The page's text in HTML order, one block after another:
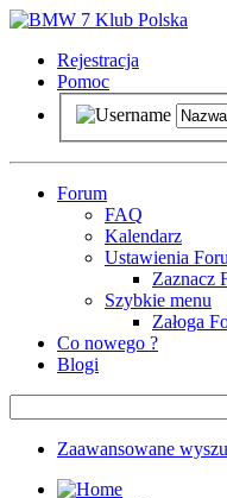
Rejestracja
Pomoc
Forum
FAQ
Kalendarz
Ustawienia
Zaznacz
Szybkie menu
Załoga
Co nowego ?
Blogi
Zaawansowane